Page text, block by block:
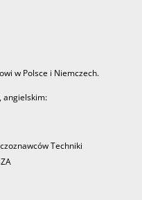
w Polsce i Niemczech.
angielskim:
Techniki